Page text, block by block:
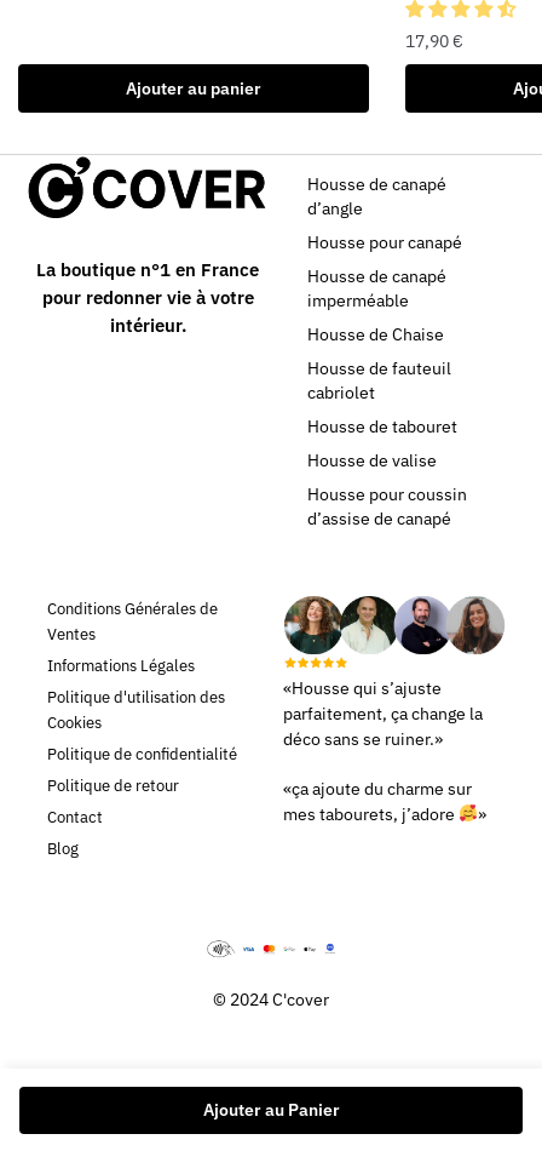
Ajouter au Panier
Ajouter au panier
17,90€
La boutique n°1 en France
pour redonner vie à votre
intérieur.
Housse de canapé
d’angle
Housse pour canapé
Housse de canapé
imperméable
Housse de Chaise
Housse de fauteuil
cabriolet
Housse de tabouret
Housse de valise
Housse pour coussin
d’assise de canapé
Conditions Générales de
Ventes
Informations Légales
Politique d'utilisation des
Cookies
Politique de confidentialité
Politique de retour
Contact
Blog
«Housse qui s’ajuste
parfaitement, ça change la
déco sans se ruiner.»
«ça ajoute du charme sur
mes tabourets, j’adore
»
© 2024 C'cover